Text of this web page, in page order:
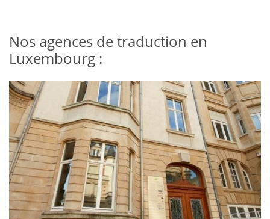
Nos agences de traduction en
Luxembourg :